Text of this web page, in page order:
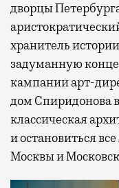
дворцы
хранитель
задуманную
кампании арт-
дом Спиридонова
классическая
и остановиться
Москвы и